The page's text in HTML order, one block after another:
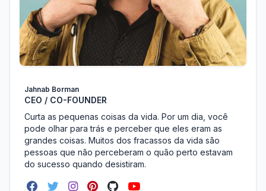
Jahnab Borman
CEO / CO-FOUNDER
Curta as pequenas coisas da vida. Por um dia, você
pode olhar para trás e perceber que eles eram as
grandes coisas. Muitos dos fracassos da vida são
pessoas que não perceberam o quão perto estavam
do sucesso quando desistiram.